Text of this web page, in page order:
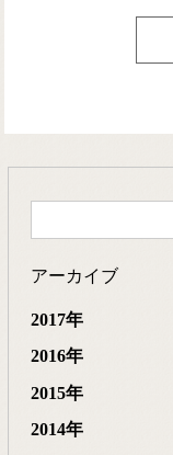
アーカイブ
2017年
2016年
2015年
2014年